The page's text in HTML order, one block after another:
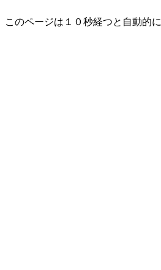
このページは１０秒経つと自動的に